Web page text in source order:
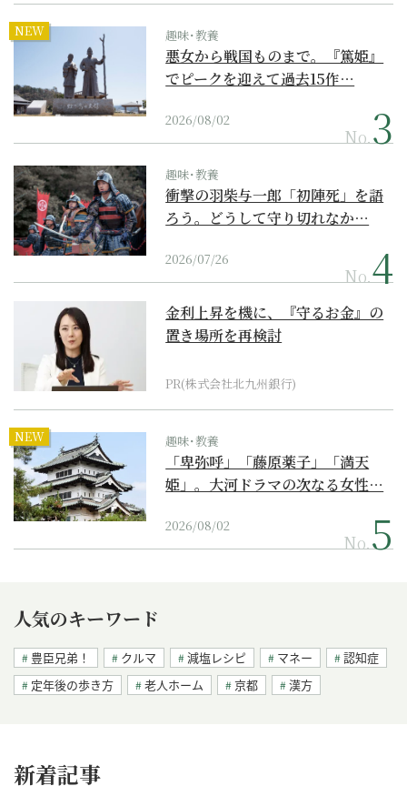
NEW 趣味･教養
悪女から戦国ものまで。『篤姫』
でピークを迎えて過去15作…
2026/08/02
No.
趣味･教養
衝撃の羽柴与一郎「初陣死」を語
ろう。どうして守り切れなか…
2026/07/26
No.
金利上昇を機に、『守るお金』の
置き場所を再検討
PR(株式会社北九州銀行)
NEW 趣味･教養
「卑弥呼」「藤原薬子」「満天
姫」。大河ドラマの次なる女性…
2026/08/02
No.
人気のキーワード
豊臣兄弟！ クルマ 減塩レシピ マネー
認知症
定年後の歩き方
老人ホーム 京都 漢方
新着記事